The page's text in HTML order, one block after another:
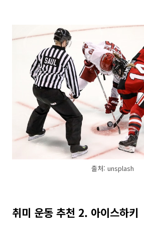
출처: unsplash
취미 운동 추천 2. 아이스하키